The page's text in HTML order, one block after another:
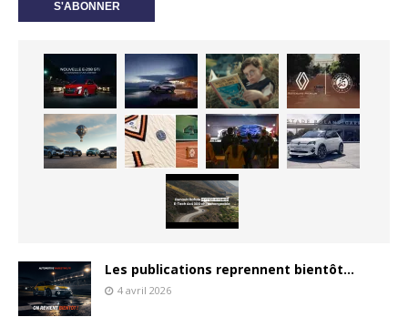
Les publications reprennent bientôt…
4 avril 2026